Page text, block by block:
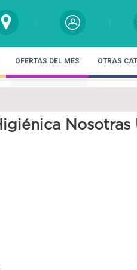
OFERTAS DEL MES OTRAS
Nosotras